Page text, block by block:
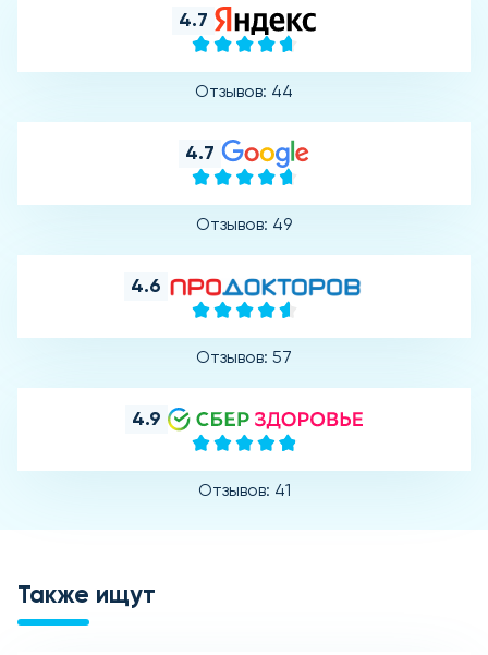
4.7
Отзывов: 44
4.7
Отзывов: 49
4.6
Отзывов: 57
4.9
Отзывов: 41
Также ищут